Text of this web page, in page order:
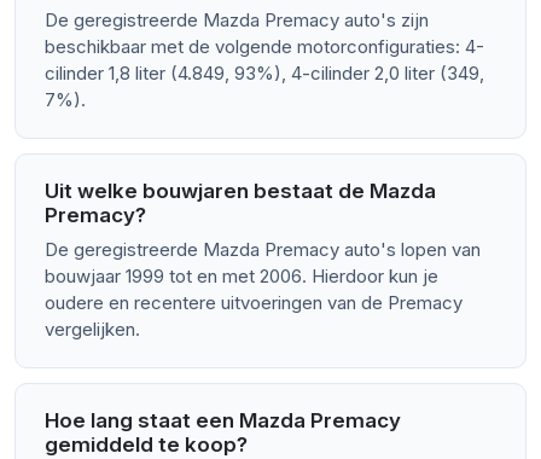
De geregistreerde Mazda Premacy auto's zijn
beschikbaar met de volgende motorconfiguraties: 4-
cilinder 1,8 liter (4.849, 93%), 4-cilinder 2,0 liter (349,
7%).
Uit welke bouwjaren bestaat de Mazda
Premacy?
De geregistreerde Mazda Premacy auto's lopen van
bouwjaar 1999 tot en met 2006. Hierdoor kun je
oudere en recentere uitvoeringen van de Premacy
vergelijken.
Hoe lang staat een Mazda Premacy
gemiddeld te koop?